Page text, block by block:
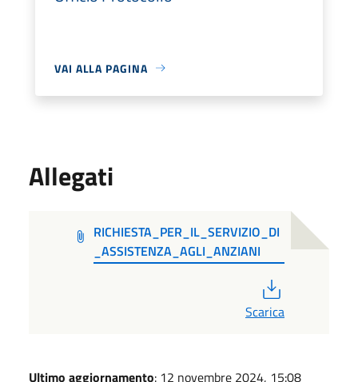
VAI ALLA PAGINA
Allegati
RICHIESTA_PER_IL_SERVIZIO_DI
_ASSISTENZA_AGLI_ANZIANI
Scarica
Ultimo aggiornamento: 12 novembre 2024, 15:08